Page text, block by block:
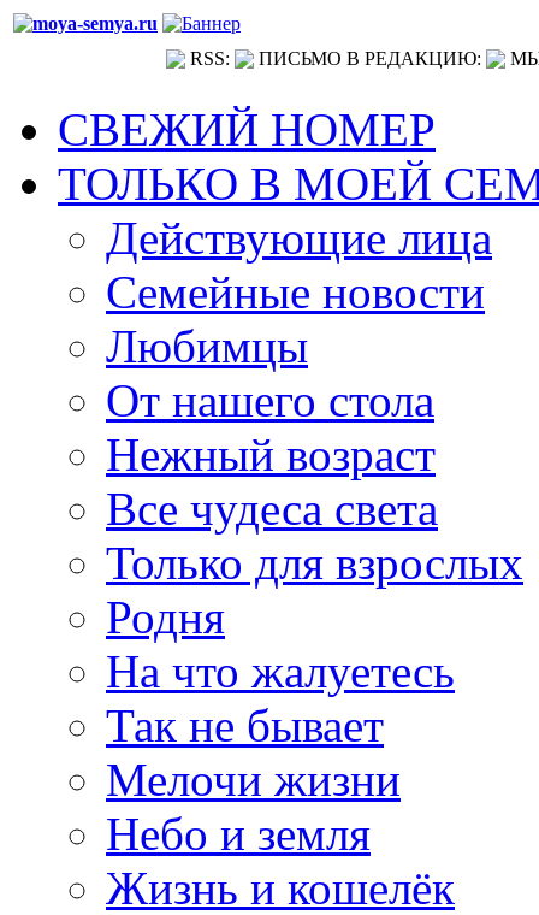
RSS: ПИСЬМО В РЕДАКЦИЮ:
СВЕЖИЙ НОМЕР
ТОЛЬКО В МОЕЙ
Действующие лица
Семейные новости
Любимцы
От нашего стола
Нежный возраст
Все чудеса света
Только для взрослых
Родня
На что жалуетесь
Так не бывает
Мелочи жизни
Небо и земля
Жизнь и кошелёк